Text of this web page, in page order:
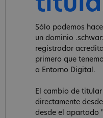
Sólo podemos
un dominio
registrador
primero que
a Entorno Digital.
El cambio de
directamente
desde el apartado